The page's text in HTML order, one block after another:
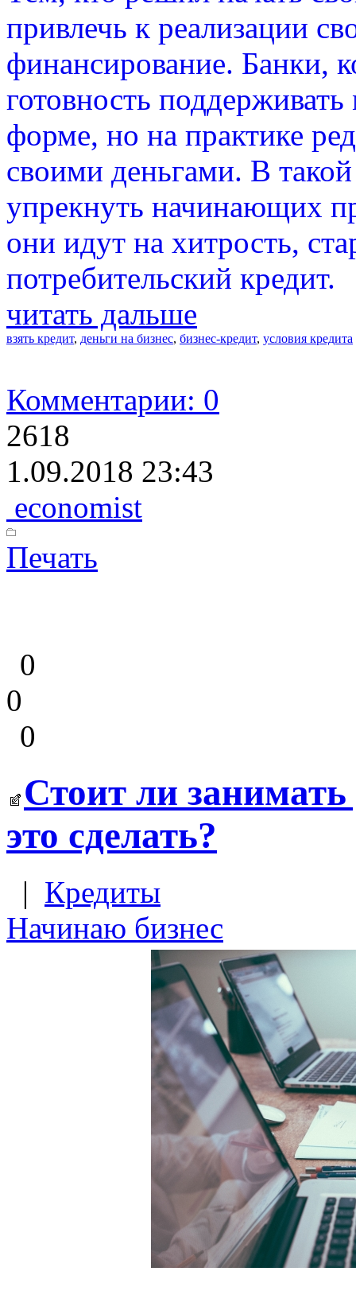
привлечь к реализации
финансирование. Банки,
готовность
форме, но на практике
своими деньгами. В
упрекнуть начинающих
они идут на хитрость,
потребительский кредит.
читать дальше
взять кредит, деньги на бизнес, бизнес-кредит, условия кредита
Комментарии: 0
2618
1.09.2018 23:43
economist
Печать
0
0
0
Стоит ли занимать
это сделать?
| Кредиты
Начинаю бизнес